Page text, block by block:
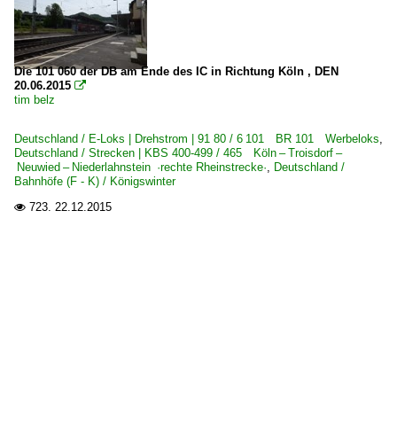
Unternehmen (L - Z)
Rurtalbahn GmbH, Düren ·RTB· PV, [P]
Spitzke Logistik GmbH, Großbeeren ·SLG·
Die 101 060 der DB am Ende des IC in Richtung Köln , DEN
20.06.2015 
tim belz
Deutschland / E-Loks | Drehstrom | 91 80 / 6 101 BR 101 Werbeloks,
Deutschland / Strecken | KBS 400-499 / 465 Köln – Troisdorf –
Neuwied – Niederlahnstein ·rechte Rheinstrecke·, Deutschland /
Bahnhöfe (F - K) / Königswinter
 723. 22.12.2015